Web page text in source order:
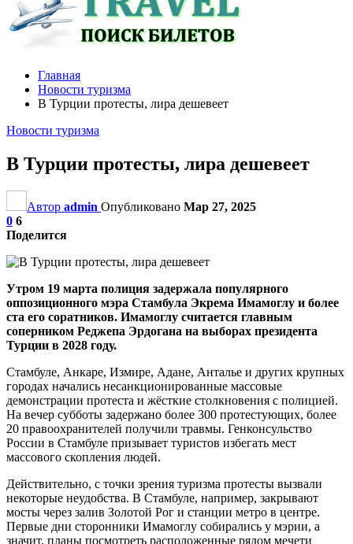
Главная
Новости туризма
В Турции протесты, лира дешевеет
Новости туризма
В Турции протесты, лира дешевеет
Автор admin Опубликовано Мар 27, 2025
0 6
Поделится
Утром 19 марта полиция задержала популярного
оппозиционного мэра Стамбула Экрема Имамоглу и более
ста его соратников. Имамоглу считается главным
соперником Реджепа Эрдогана на выборах президента
Турции в 2028 году.
Стамбуле, Анкаре, Измире, Адане, Анталье и других крупных
городах начались несанкционированные массовые
демонстрации протеста и жёсткие столкновения с полицией.
На вечер субботы задержано более 300 протестующих, более
20 правоохранителей получили травмы. Генконсульство
России в Стамбуле призывает туристов избегать мест
массового скопления людей.
Действительно, с точки зрения туризма протесты вызвали
некоторые неудобства. В Стамбуле, например, закрывают
мосты через залив Золотой Рог и станции метро в центре.
Первые дни сторонники Имамоглу собирались у мэрии, а
значит, планы посмотреть расположенные рядом мечети